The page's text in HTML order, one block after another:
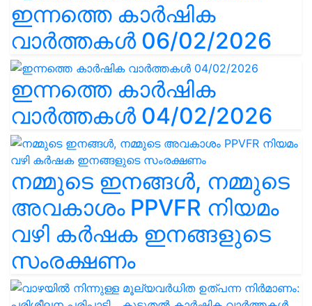
ഇന്നത്തെ കാർഷിക
വാർത്തകൾ 06/02/2026
ഇന്നത്തെ കാർഷിക
വാർത്തകൾ 04/02/2026
നമ്മുടെ ഇനങ്ങൾ, നമ്മുടെ
അവകാശം PPVFR നിയമം
വഴി കർഷക ഇനങ്ങളുടെ
സംരക്ഷണം